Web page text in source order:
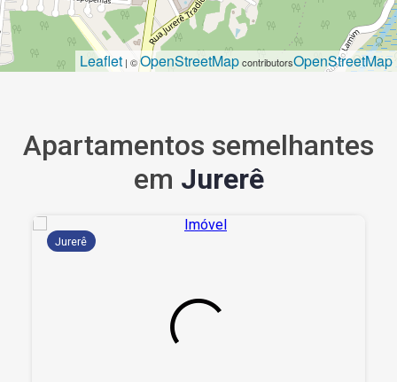
Leaflet | ©OpenStreetMapcontributorsOpenStreetMap
Apartamentos semelhantes
em Jurerê
Jurerê